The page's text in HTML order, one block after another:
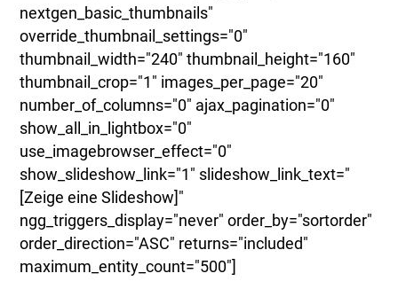
nextgen_basic_thumbnails"
override_thumbnail_settings="0"
thumbnail_width="240" thumbnail_height="160"
thumbnail_crop="1" images_per_page="20"
number_of_columns="0" ajax_pagination="0"
show_all_in_lightbox="0"
use_imagebrowser_effect="0"
show_slideshow_link="1" slideshow_link_text="
[Zeige eine Slideshow]"
ngg_triggers_display="never" order_by="sortorder"
order_direction="ASC" returns="included"
maximum_entity_count="500"]